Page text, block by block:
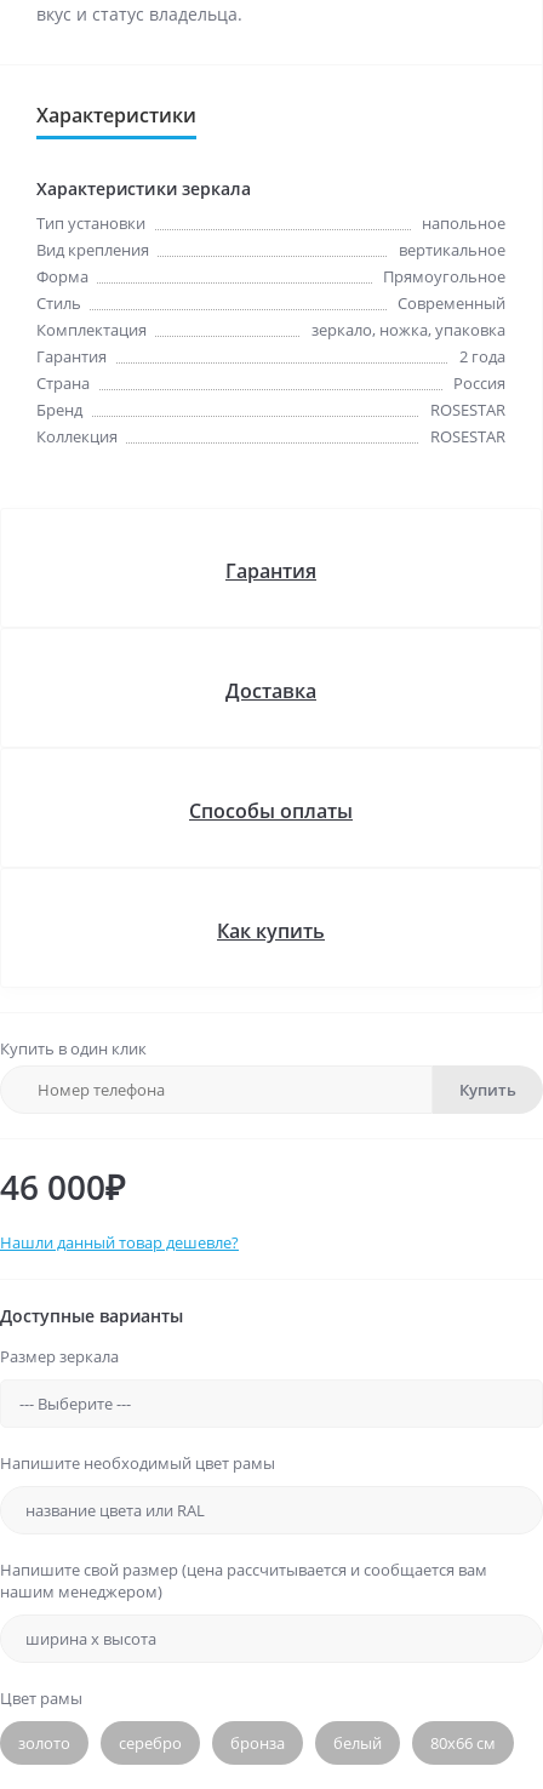
вкус и статус владельца.
Характеристики
Характеристики зеркала
Тип установки
напольное
Вид крепления
вертикальное
Форма
Прямоугольное
Стиль
Cовременный
Комплектация
зеркало, ножка, упаковка
Гарантия
2 года
Страна
Россия
Бренд
ROSESTAR
Коллекция
ROSESTAR
Гарантия
Доставка
Способы оплаты
Как купить
Купить в один клик
Купить
46 000₽
Нашли данный товар дешевле?
Доступные варианты
Размер зеркала
Напишите необходимый цвет рамы
Напишите свой размер (цена рассчитывается и сообщается вам
нашим менеджером)
Цвет рамы
золото серебро бронза белый 80х66 см